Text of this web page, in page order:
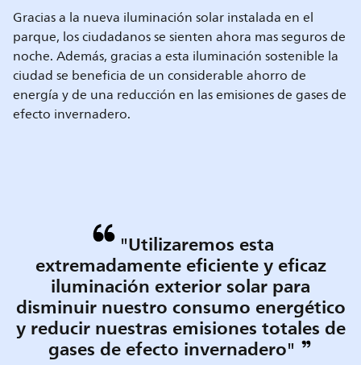
Gracias a la nueva iluminación solar instalada en el
parque, los ciudadanos se sienten ahora mas seguros de
noche. Además, gracias a esta iluminación sostenible la
ciudad se beneficia de un considerable ahorro de
energía y de una reducción en las emisiones de gases de
efecto invernadero.
"Utilizaremos esta
extremadamente eficiente y eficaz
iluminación exterior solar para
disminuir nuestro consumo energético
y reducir nuestras emisiones totales de
gases de efecto invernadero"